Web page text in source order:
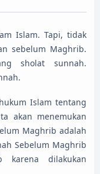
Islam. Tapi, tidak
sebelum Maghrib.
sholat sunnah.
Islam tentang
akan menemukan
Maghrib adalah
Sebelum Maghrib
karena dilakukan